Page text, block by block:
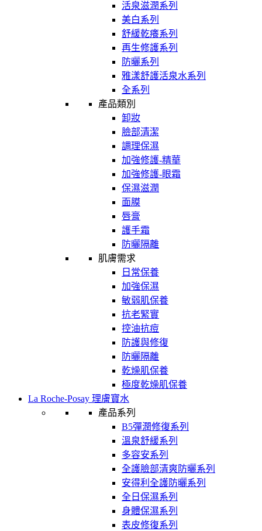
活泉滋潤系列
美白系列
舒緩乾癢系列
再生修護系列
防曬系列
雅漾舒護活泉水系列
全系列
產品類別
卸妝
臉部清潔
調理保濕
加強修護-精華
加強修護-眼霜
保濕滋潤
面膜
唇膏
護手霜
防曬隔離
肌膚需求
日常保養
加強保濕
敏弱肌保養
抗老緊實
控油抗痘
防護與修復
防曬隔離
乾燥肌保養
極度乾燥肌保養
La Roche-Posay 理膚寶水
產品系列
B5彈潤修復系列
溫泉舒緩系列
多容安系列
全護臉部清爽防曬系列
安得利全護防曬系列
全日保濕系列
身體保濕系列
表皮修復系列